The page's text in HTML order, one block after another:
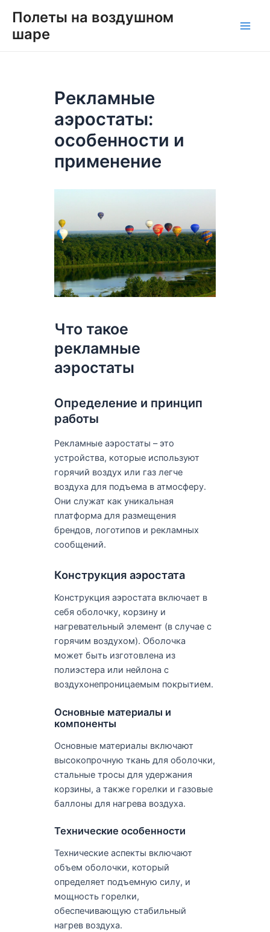
содержимому
Полеты на воздушном
шаре
Рекламные
аэростаты:
особенности и
применение
Что такое
рекламные
аэростаты
Определение и принцип
работы
Рекламные аэростаты – это
устройства, которые используют
горячий воздух или газ легче
воздуха для подъема в атмосферу.
Они служат как уникальная
платформа для размещения
брендов, логотипов и рекламных
сообщений.
Конструкция аэростата
Конструкция аэростата включает в
себя оболочку, корзину и
нагревательный элемент (в случае с
горячим воздухом). Оболочка
может быть изготовлена из
полиэстера или нейлона с
воздухонепроницаемым покрытием.
Основные материалы и
компоненты
Основные материалы включают
высокопрочную ткань для оболочки,
стальные тросы для удержания
корзины, а также горелки и газовые
баллоны для нагрева воздуха.
Технические особенности
Технические аспекты включают
объем оболочки, который
определяет подъемную силу, и
мощность горелки,
обеспечивающую стабильный
нагрев воздуха.
по
записям